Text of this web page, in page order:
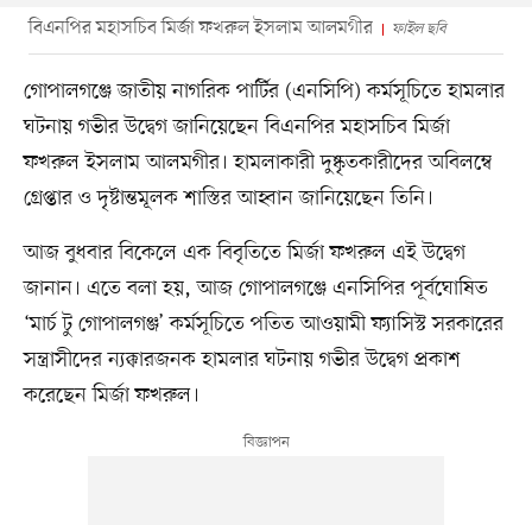
বিএনপির মহাসচিব মির্জা ফখরুল ইসলাম আলমগীর ফাইল ছবি
গোপালগঞ্জে জাতীয় নাগরিক পার্টির (এনসিপি) কর্মসূচিতে হামলার
ঘটনায় গভীর উদ্বেগ জানিয়েছেন বিএনপির মহাসচিব মির্জা
ফখরুল ইসলাম আলমগীর। হামলাকারী দুষ্কৃতকারীদের অবিলম্বে
গ্রেপ্তার ও দৃষ্টান্তমূলক শাস্তির আহ্বান জানিয়েছেন তিনি।
আজ বুধবার বিকেলে এক বিবৃতিতে মির্জা ফখরুল এই উদ্বেগ
জানান। এতে বলা হয়, আজ গোপালগঞ্জে এনসিপির পূর্বঘোষিত
‘মার্চ টু গোপালগঞ্জ’ কর্মসূচিতে পতিত আওয়ামী ফ্যাসিস্ট সরকারের
সন্ত্রাসীদের ন্যক্কারজনক হামলার ঘটনায় গভীর উদ্বেগ প্রকাশ
করেছেন মির্জা ফখরুল।